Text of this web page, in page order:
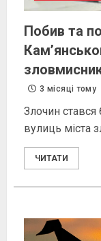
Побив та
3 місяці тому
Злочин стався
вулиць міста
ЧИТАТИ